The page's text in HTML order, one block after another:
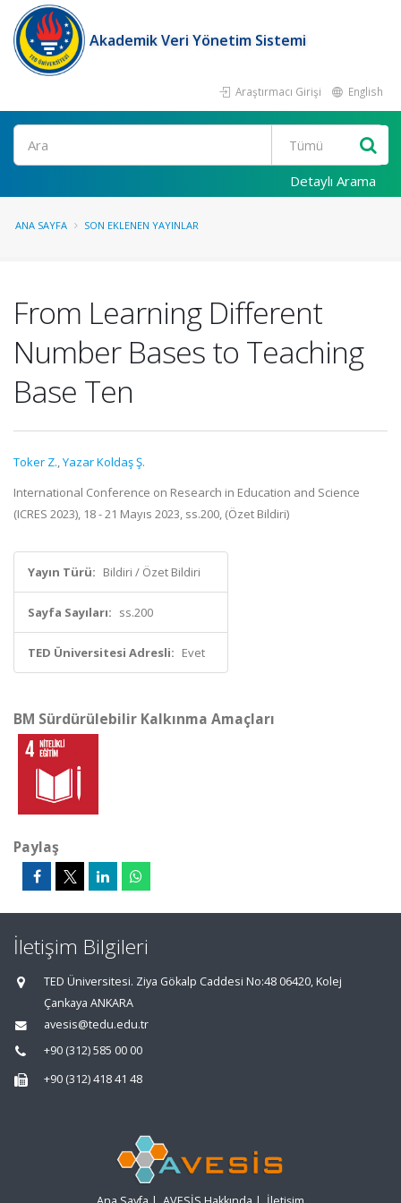
Akademik Veri Yönetim Sistemi
Araştırmacı Girişi English
Ara
Detaylı Arama
ANA SAYFA SON EKLENEN YAYINLAR
From Learning Different
Number Bases to Teaching
Base Ten
Toker Z.,Yazar Koldaş Ş.
International Conference on Research in Education and Science
(ICRES 2023), 18 - 21 Mayıs 2023, ss.200, (Özet Bildiri)
Yayın Türü: Bildiri / Özet Bildiri
Sayfa Sayıları: ss.200
TED Üniversitesi Adresli: Evet
BM Sürdürülebilir Kalkınma Amaçları
Paylaş
İletişim Bilgileri
TED Üniversitesi. Ziya Gökalp Caddesi No:48 06420, Kolej
Çankaya ANKARA
avesis@tedu.edu.tr
+90 (312) 585 00 00
+90 (312) 418 41 48